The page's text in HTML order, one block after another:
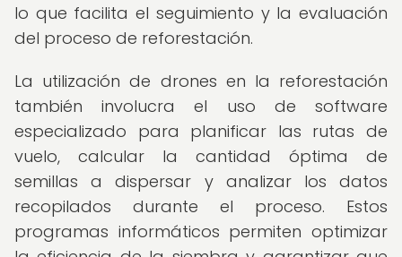
lo que facilita el seguimiento y la evaluación
del proceso de reforestación.
La utilización de drones en la reforestación
también involucra el uso de software
especializado para planificar las rutas de
vuelo, calcular la cantidad óptima de
semillas a dispersar y analizar los datos
recopilados durante el proceso. Estos
programas informáticos permiten optimizar